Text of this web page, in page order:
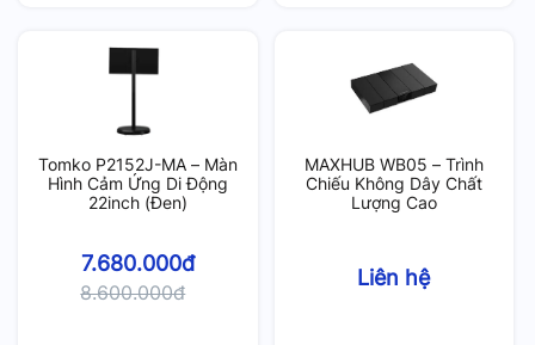
Tomko P2152J-MA – Màn
Hình Cảm Ứng Di Động
22inch (Đen)
7.680.000đ
8.600.000đ
MAXHUB WB05 – Trình
Chiếu Không Dây Chất
Lượng Cao
Liên hệ